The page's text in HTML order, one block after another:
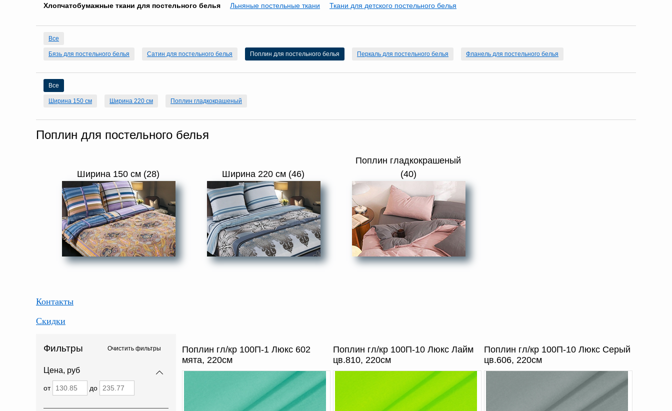
Хлопчатобумажные ткани для постельного белья
Льняные постельные ткани Ткани для детского постельного белья
Все
Бязь для постельного белья Сатин для постельного белья Поплин для постельного белья Перкаль для постельного белья Фланель для постельного белья
Все
Ширина 150 см Ширина 220 см Поплин гладкокрашеный
Поплин для постельного белья
Ширина 150 см (28) Ширина 220 см (46)
Поплин гладкокрашеный
(40)
Контакты
Скидки
Фильтры Очистить фильтры
Цена, руб
от до
Поплин гл/кр 100П-1 Люкс 602
мята, 220см
Поплин гл/кр 100П-10 Люкс Лайм
цв.810, 220см
Поплин гл/кр 100П-10 Люкс Серый
цв.606, 220см